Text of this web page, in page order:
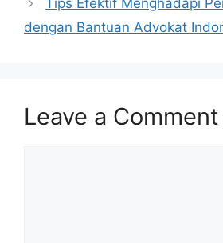
Tips Efektif Menghadapi
dengan Bantuan Advokat
Leave a Comment